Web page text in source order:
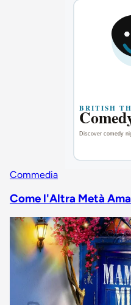
Commedia
Come l'Altra Metà Ama